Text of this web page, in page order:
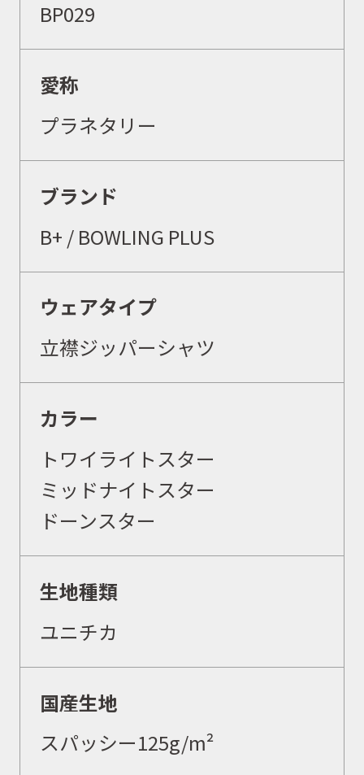
BP029
愛称
プラネタリー
ブランド
B+ / BOWLING PLUS
ウェアタイプ
立襟ジッパーシャツ
カラー
トワイライトスター
ミッドナイトスター
ドーンスター
生地種類
ユニチカ
国産生地
スパッシー125g/m²